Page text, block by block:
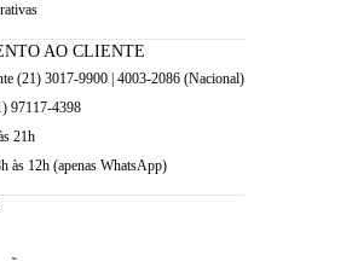
AO CLIENTE
(21) 3017-9900 | 4003-2086 (Nacional)
97117-4398
21h
às 12h (apenas WhatsApp)